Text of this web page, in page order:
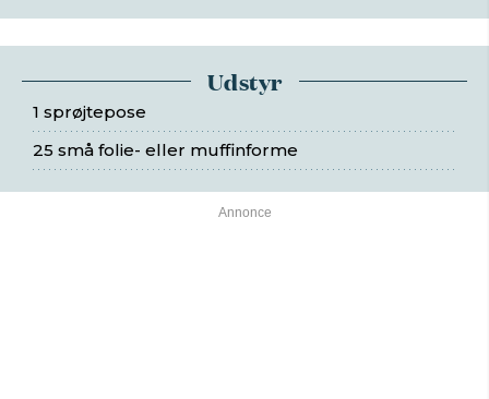
Udstyr
1 sprøjtepose
25 små folie- eller muffinforme